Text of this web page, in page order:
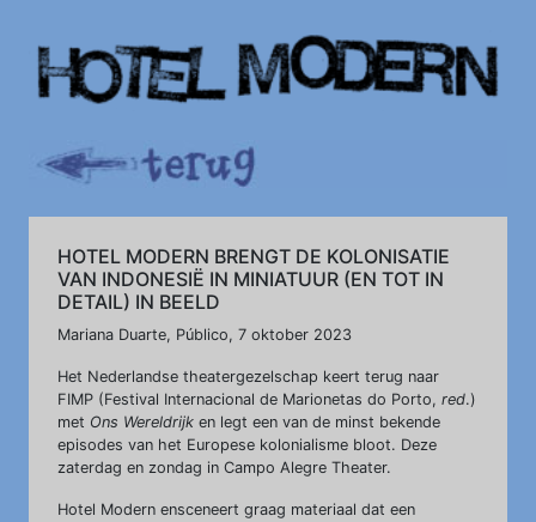
HOTEL MODERN BRENGT DE KOLONISATIE
VAN INDONESIË IN MINIATUUR (EN TOT IN
DETAIL) IN BEELD
Mariana Duarte, Público, 7 oktober 2023
Het Nederlandse theatergezelschap keert terug naar
FIMP (Festival Internacional de Marionetas do Porto, red.)
met Ons Wereldrijk en legt een van de minst bekende
episodes van het Europese kolonialisme bloot. Deze
zaterdag en zondag in Campo Alegre Theater.
Hotel Modern ensceneert graag materiaal dat een